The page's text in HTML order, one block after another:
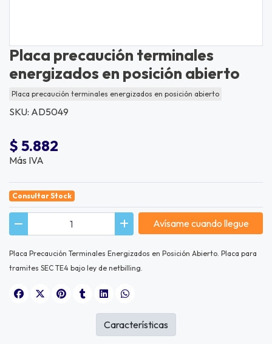
Placa precaución terminales
energizados en posición abierto
Placa precaución terminales energizados en posición abierto
SKU: AD5049
$ 5.882
Más IVA
Consultar Stock
Avísame cuando llegue
Placa Precaución Terminales Energizados en Posición Abierto. Placa para
tramites SEC TE4 bajo ley de netbilling.
Características